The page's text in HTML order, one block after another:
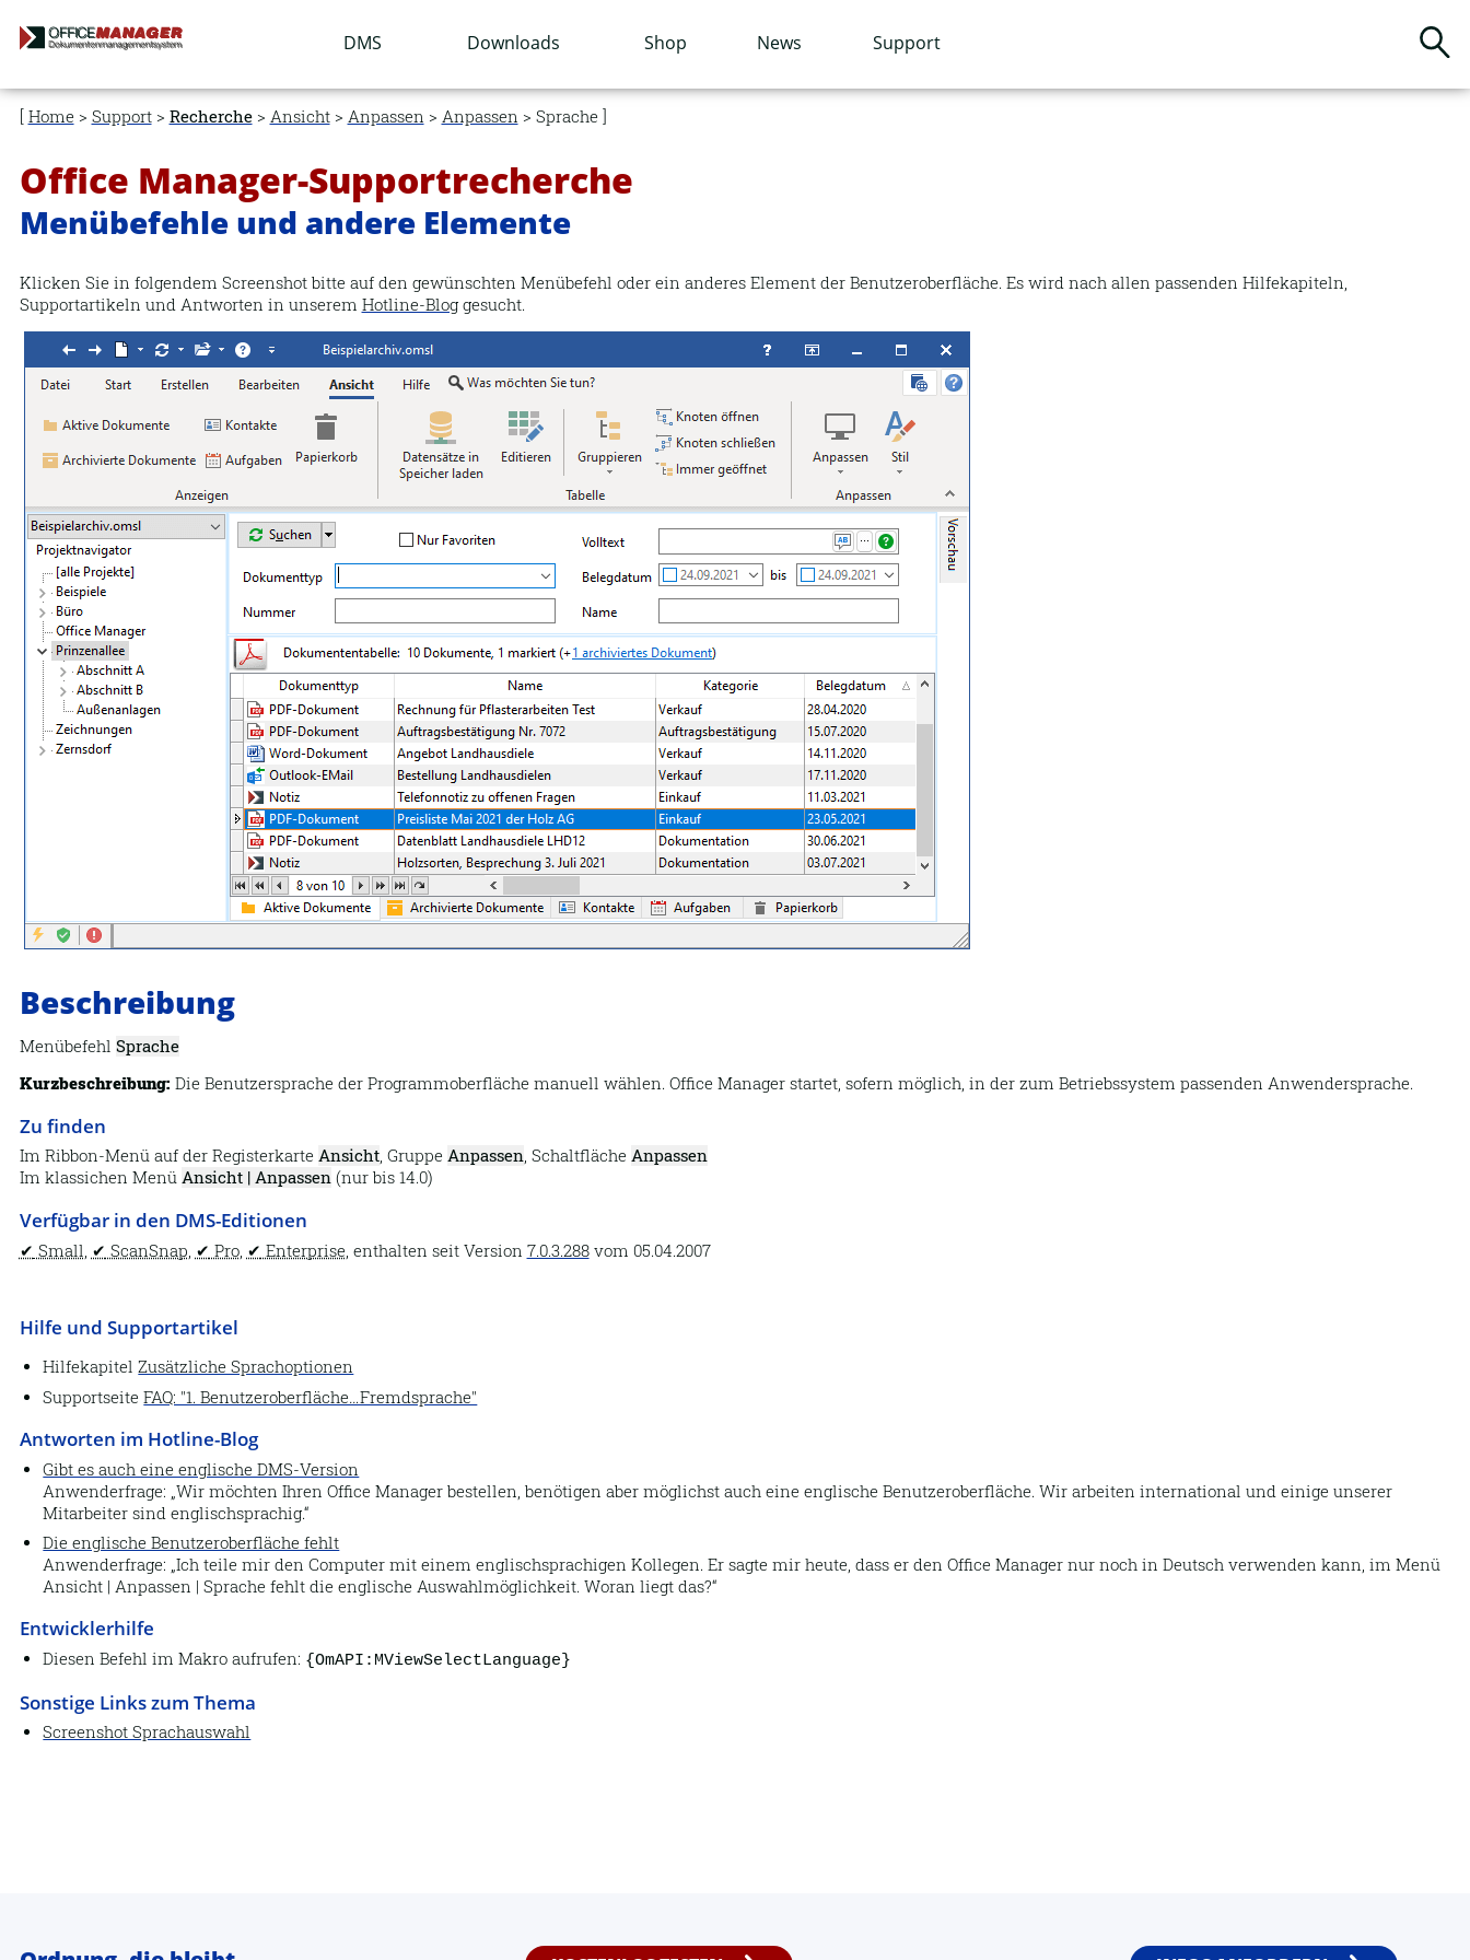
Navigation
überspringen
DMS Downloads Shop News Support
Home > Support> Recherche> Ansicht> Anpassen > Anpassen > Sprache
Office Manager-Supportrecherche
Menübefehle und andere Elemente
Klicken Sie in folgendem Screenshot bitte auf den gewünschten Menübefehl oder ein anderes Element der Benutzeroberfläche. Es wird nach allen passenden Hilfekapiteln,
Supportartikeln und Antworten in unserem Hotline-Bloggesucht.
Beschreibung
Menübefehl Sprache
Kurzbeschreibung: Die Benutzersprache der Programmoberfläche manuell wählen. Office Manager startet, sofern möglich, in der zum Betriebssystem passenden Anwendersprache.
Zu finden
Im Ribbon-Menü auf der Registerkarte Ansicht, Gruppe Anpassen, Schaltfläche Anpassen
Im klassichen Menü Ansicht | Anpassen(nur bis 14.0)
Verfügbar in den DMS-Editionen
Small ScanSnap Pro, Enterprise , enthalten seit Version 7.0.3.288vom 05.04.2007
Hilfe und Supportartikel
HilfekapitelZusätzliche Sprachoptionen
SupportseiteFAQ: "1. Benutzeroberfläche…Fremdsprache"
Antworten im Hotline-Blog
Gibt es auch eine englische DMS-Version
Anwenderfrage: Wir möchten Ihren Office Manager bestellen, benötigen aber möglichst auch eine englische Benutzeroberfläche. Wir arbeiten international und einige unserer
Mitarbeiter sind englischsprachig.
Die englische Benutzeroberfläche fehlt
Anwenderfrage: Ich teile mir den Computer mit einem englischsprachigen Kollegen. Er sagte mir heute, dass er den Office Manager nur noch in Deutsch verwenden kann, im Menü
Ansicht | Anpassen | Sprache fehlt die englische Auswahlmöglichkeit. Woran liegt das?
Entwicklerhilfe
Diesen Befehl im Makro aufrufen: {OmAPI:MViewSelectLanguage}
Sonstige Links zum Thema
Screenshot Sprachauswahl